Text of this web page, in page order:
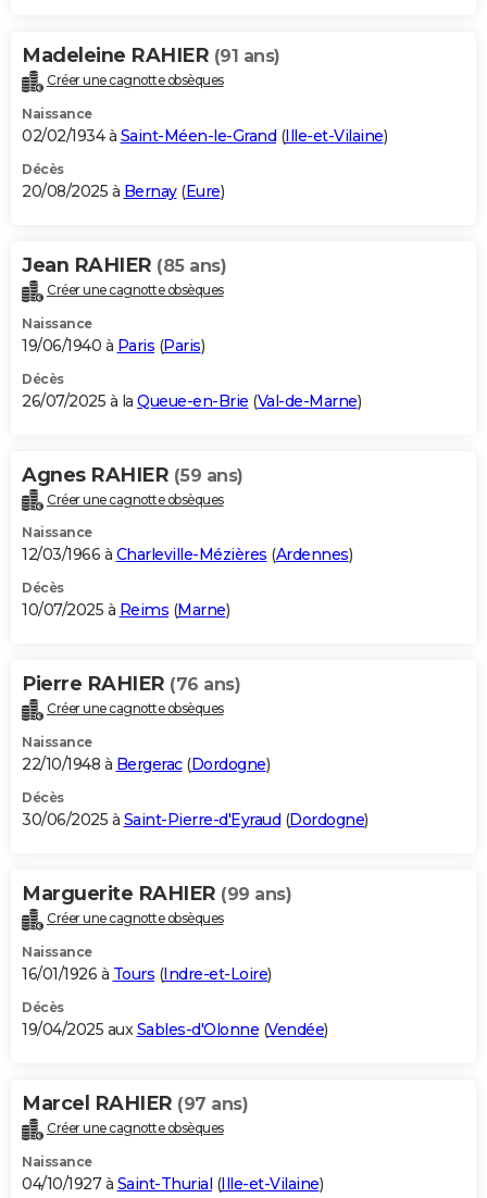
Bricolage
Lifestyle
Culture
Sport
Auto
Television
Voyage
Cinema
Madeleine RAHIER (91 ans)
Créer une cagnotte obsèques
Naissance
02/02/1934 à Saint-Méen-le-Grand (Ille-et-Vilaine)
Décès
20/08/2025 à Bernay(Eure)
Jean RAHIER (85 ans)
Créer une cagnotte obsèques
Naissance
19/06/1940 à Paris (Paris)
Décès
26/07/2025 à la Queue-en-Brie (Val-de-Marne)
Agnes RAHIER (59 ans)
Créer une cagnotte obsèques
Naissance
12/03/1966 à Charleville-Mézières (Ardennes)
Décès
10/07/2025 à Reims (Marne)
Pierre RAHIER (76 ans)
Créer une cagnotte obsèques
Naissance
22/10/1948 à Bergerac(Dordogne)
Décès
30/06/2025 à Saint-Pierre-d'Eyraud (Dordogne)
Marguerite RAHIER (99 ans)
Créer une cagnotte obsèques
Naissance
16/01/1926 à Tours (Indre-et-Loire)
Décès
19/04/2025 auxSables-d'Olonne (Vendée)
Marcel RAHIER (97 ans)
Créer une cagnotte obsèques
Naissance
04/10/1927 à Saint-Thurial (Ille-et-Vilaine)